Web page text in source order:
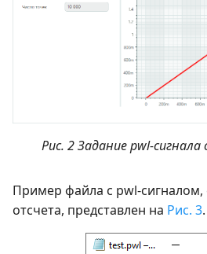
Рис. 2 Задание pwl-
Пример файла с pwl-
отсчета, представлен на Рис. 3.